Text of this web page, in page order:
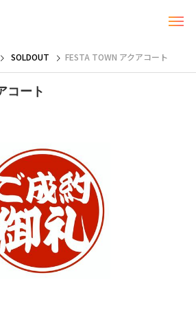
SOLDOUT FESTA TOWN アクアコート
コート